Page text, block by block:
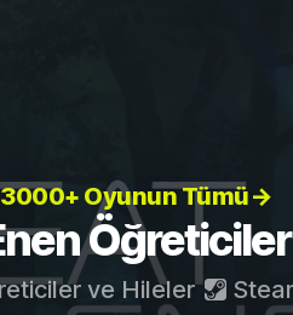
3000+ Oyunun Tümü→
ve Hileler